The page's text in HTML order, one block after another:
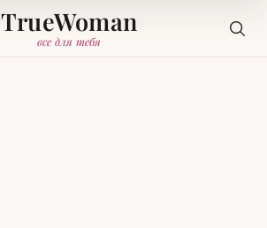
TrueWoman
все для тебя